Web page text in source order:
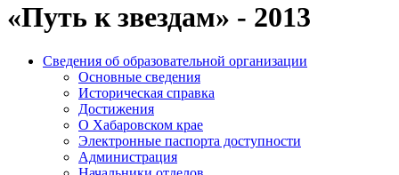
«Путь к звездам» - 2013
Сведения об образовательной организации
Основные сведения
Историческая справка
Достижения
О Хабаровском крае
Электронные паспорта доступности
Администрация